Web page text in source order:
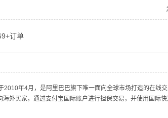
订单
2010年4月，是阿里巴巴旗下唯一面向全球市场打造的在线
海外买家，通过支付宝国际账户进行担保交易，并使用国际